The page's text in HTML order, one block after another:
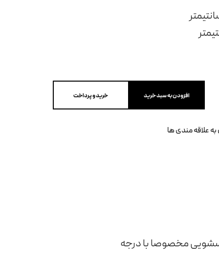
افزودن به سبد خرید خرید و پرداخت
علاقه مندی ها
مخصوصا با درجه